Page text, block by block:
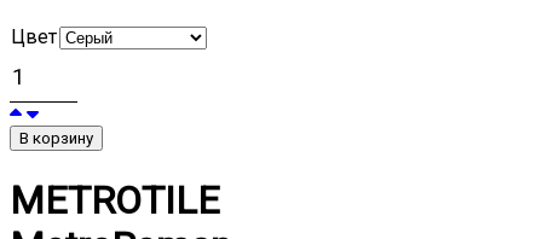
Цвет
В корзину
METROTILE